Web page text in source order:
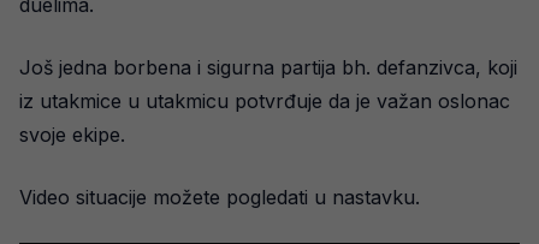
duelima.
Još jedna borbena i sigurna partija bh. defanzivca, koji
iz utakmice u utakmicu potvrđuje da je važan oslonac
svoje ekipe.
Video situacije možete pogledati u nastavku.